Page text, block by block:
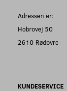
Adressen er:
Hobrovej 50
2610 Rødovre
KUNDESERVICE